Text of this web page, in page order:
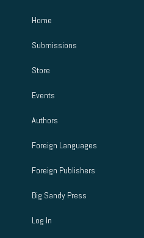
Home
Submissions
Store
Events
Authors
Foreign Languages
Foreign Publishers
Big Sandy Press
Log In